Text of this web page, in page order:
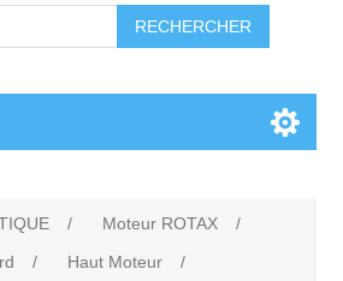
RECHERCHER
/ Moteur ROTAX
/
/ Haut Moteur
/